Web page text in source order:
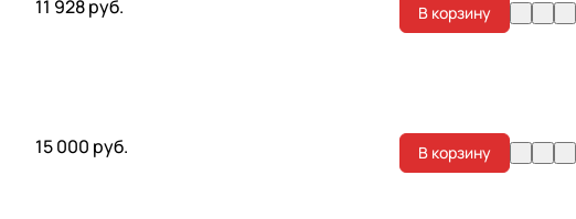
11 928 руб. В корзину
15 000 руб. В корзину